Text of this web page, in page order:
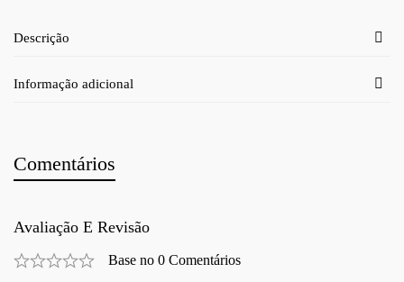
Descrição
Informação adicional
Comentários
Avaliação E Revisão
Base no 0 Comentários